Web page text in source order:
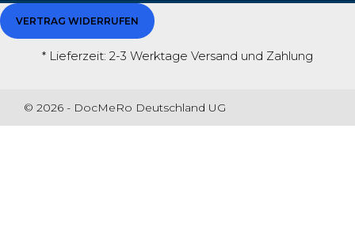
VERTRAG WIDERRUFEN
* Lieferzeit: 2-3 Werktage Versand und Zahlung
© 2026 - DocMeRo Deutschland UG